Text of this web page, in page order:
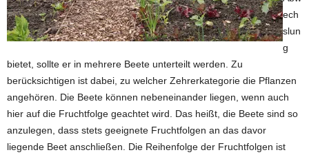
ech
slun
g
bietet, sollte er in mehrere Beete unterteilt werden. Zu
berücksichtigen ist dabei, zu welcher Zehrerkategorie die Pflanzen
angehören. Die Beete können nebeneinander liegen, wenn auch
hier auf die Fruchtfolge geachtet wird. Das heißt, die Beete sind so
anzulegen, dass stets geeignete Fruchtfolgen an das davor
liegende Beet anschließen. Die Reihenfolge der Fruchtfolgen ist